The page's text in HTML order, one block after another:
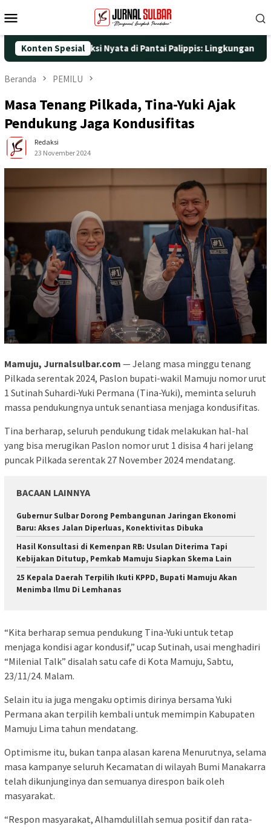
ke
Mobile
Konten Spesial
dengan Aksi Nyata di Pantai Palippis: Lingkungan dan
Beranda PEMILU
Masa Tenang Pilkada, Tina-Yuki Ajak
Pendukung Jaga Kondusifitas
Redaksi
23 November 2024
Mamuju, Jurnalsulbar.com — Jelang masa minggu tenang
Pilkada serentak 2024, Paslon bupati-wakil Mamuju nomor urut
1 Sutinah Suhardi-Yuki Permana (Tina-Yuki), meminta seluruh
massa pendukungnya untuk senantiasa menjaga kondusifitas.
Tina berharap, seluruh pendukung tidak melakukan hal-hal
yang bisa merugikan Paslon nomor urut 1 disisa 4 hari jelang
puncak Pilkada serentak 27 November 2024 mendatang.
BACAAN LAINNYA
Gubernur Sulbar Dorong Pembangunan Jaringan Ekonomi
Baru: Akses Jalan Diperluas, Konektivitas Dibuka
Hasil Konsultasi di Kemenpan RB: Usulan Diterima Tapi
Kebijakan Ditutup, Pemkab Mamuju Siapkan Skema Lain
25 Kepala Daerah Terpilih Ikuti KPPD, Bupati Mamuju Akan
Menimba Ilmu Di Lemhanas
“Kita berharap semua pendukung Tina-Yuki untuk tetap
menjaga kondisi agar kondusif,” ucap Sutinah, usai menghadiri
“Milenial Talk” disalah satu cafe di Kota Mamuju, Sabtu,
23/11/24. Malam.
Selain itu ia juga mengaku optimis dirinya bersama Yuki
Permana akan terpilih kembali untuk memimpin Kabupaten
Mamuju Lima tahun mendatang.
Optimisme itu, bukan tanpa alasan karena Menurutnya, selama
masa kampanye seluruh Kecamatan di wilayah Bumi Manakarra
telah dikunjunginya dan semuanya direspon baik oleh
masyarakat.
“Respon masyarakat, Alhamdulillah semua positif dan rata-